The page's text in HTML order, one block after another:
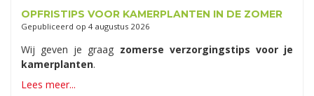
OPFRISTIPS VOOR KAMERPLANTEN IN DE ZOMER
Gepubliceerd op 4 augustus 2026
Wij geven je graag zomerse verzorgingstips voor je
kamerplanten.
Lees meer...